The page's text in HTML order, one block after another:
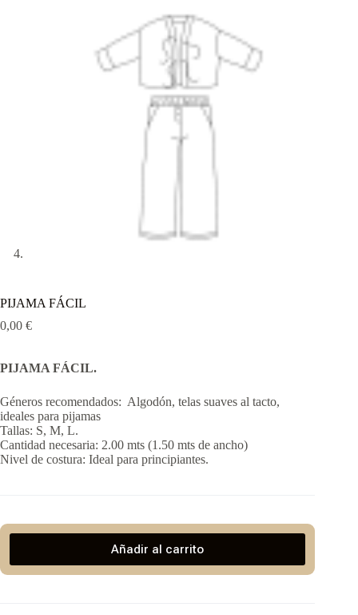
PIJAMA FÁCIL
0,00 €
PIJAMA FÁCIL.
Géneros recomendados: Algodón, telas suaves al tacto,
ideales para pijamas
Tallas: S, M, L.
Cantidad necesaria: 2.00 mts (1.50 mts de ancho)
Nivel de costura: Ideal para principiantes.
Añadir al carrito